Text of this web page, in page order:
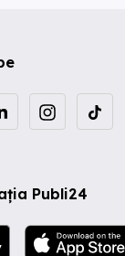
Publi24